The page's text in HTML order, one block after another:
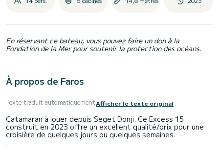
En réservant ce bateau, vous pouvez faire un don à la
Fondation de la Mer pour soutenir la protection des océans.
À propos de Faros
Texte traduit automatiquementAfficher le texte original
Catamaran à louer depuis Seget Donji. Ce Excess 15
construit en 2023 offre un excellent qualité/prix pour une
croisière de quelques jours ou quelques semaines.